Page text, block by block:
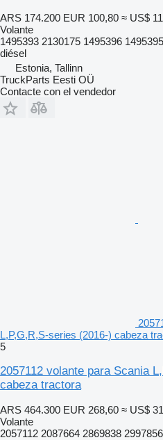
ARS 174.200 EUR 100,80 ≈ US$
Volante
1495393 2130175 1495396 1495395
diésel
Estonia, Tallinn
TruckParts Eesti OÜ
Contacte con el vendedor
L,P,G,R,S-series (2016-) cabeza
5
2057112 volante para Scania
cabeza tractora
ARS 464.300 EUR 268,60 ≈ US$
Volante
2057112 2087664 2869838 2997856